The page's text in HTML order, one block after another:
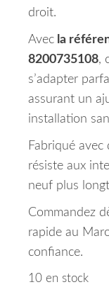
droit.
Avec la
8200735108,
s’adapter
assurant un
installation
Fabriqué avec
résiste aux
neuf plus
Commandez
rapide au
confiance.
10 en stock